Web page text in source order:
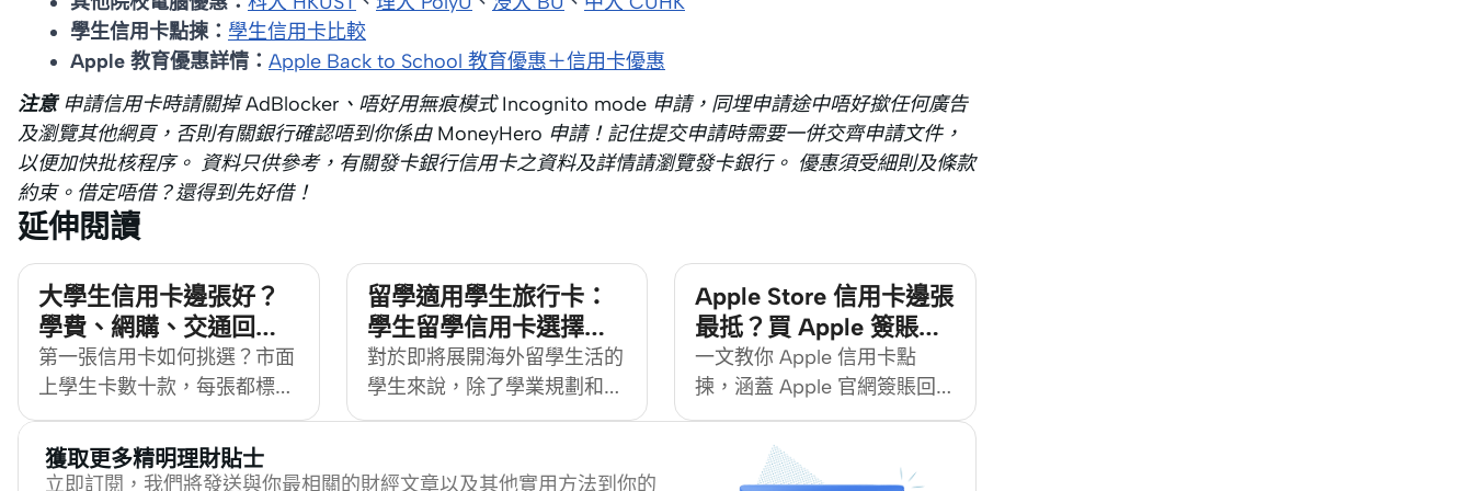
學生信用卡點揀： 學生信用卡比較
Apple 教育優惠詳情： Apple Back to School 教育優惠＋信用卡優惠
注意申請信用卡時請關掉 AdBlocker、唔好用無痕模式 Incognito mode 申請，同埋申請途中唔好撳任何廣告
及瀏覽其他網頁，否則有關銀行確認唔到你係由 MoneyHero 申請！記住提交申請時需要一併交齊申請文件，
以便加快批核程序。 資料只供參考，有關發卡銀行信用卡之資料及詳情請瀏覽發卡銀行。 優惠須受細則及條款
約束。借定唔借？還得到先好借！
延伸閱讀
大學生信用卡邊張好？
學費、網購、交通回贈
卡組合推薦
第一張信用卡如何挑選？市面
上學生卡數十款，每張都標榜
「高回贈」「免年費」「迎新
著數」，看完反而更難取捨。
其實答案不是追求單張最強的
留學適用學生旅行卡：
學生留學信用卡選擇指
南 (里數、外幣回贈、入
Lounge之選)
對於即將展開海外留學生活的
學生來說，除了學業規劃和生
活準備，如何妥善管理海外開
適的學生卡、exchange 信用
Apple Store 信用卡邊張
最抵？買 Apple 簽賬回
贈＋迎新攻略
一文教你 Apple 信用卡點
揀，涵蓋 Apple 官網簽賬回
贈、迎新禮品卡抵銷及疊加迎
新三大慳錢做法。Apple 產品
每年推陳出新，售價亦不算親
獲取更多精明理財貼士
立即訂閱，我們將發送與你最相關的財經文章以及其他實用方法到你的